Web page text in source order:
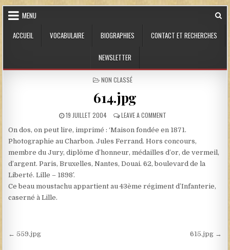
Skip to content
MENU
ACCUEIL
VOCABULAIRE BIOGRAPHIES CONTACT ET RECHERCHES
NEWSLETTER
POSTED IN
NON CLASSÉ
614.jpg
PUBLISHED DATE:
19 JUILLET 2004 LEAVE A COMMENTON 614.JPG
On dos, on peut lire, imprimé : ‘Maison fondée en 1871.
Photographie au Charbon. Jules Ferrand. Hors concours,
membre du Jury, diplôme d’honneur, médailles d’or, de vermeil,
d’argent. Paris, Bruxelles, Nantes, Douai. 62, boulevard de la
Liberté. Lille – 1898’.
Ce beau moustachu appartient au 43ème régiment d’Infanterie,
caserné à Lille.
Navigation de l’article
← 559.jpg 615.jpg →